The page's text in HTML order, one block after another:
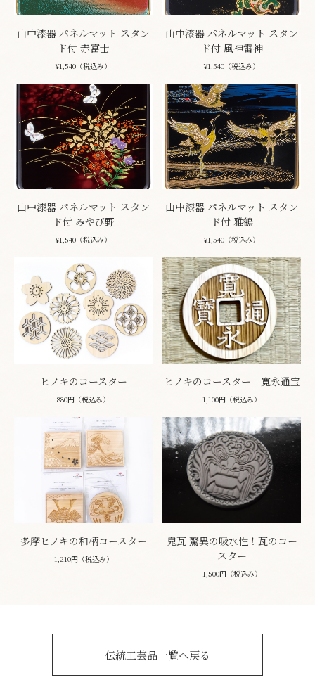
山中漆器 パネルマット スタン
ド付 赤富士
¥1,540（税込み）
山中漆器 パネルマット スタン
ド付 風神雷神
¥1,540（税込み）
山中漆器 パネルマット スタン
ド付 みやび野
¥1,540（税込み）
山中漆器 パネルマット スタン
ド付 雅鶴
¥1,540（税込み）
ヒノキのコースター
880円（税込み）
ヒノキのコースター 寛永通宝
1,100円（税込み）
多摩ヒノキの和柄コースター
1,210円（税込み）
鬼瓦 驚異の吸水性！瓦のコー
スター
1,500円（税込み）
伝統工芸品一覧へ戻る